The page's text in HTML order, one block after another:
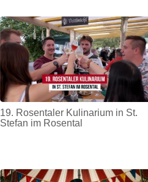
19. Rosentaler Kulinarium in St.
Stefan im Rosental